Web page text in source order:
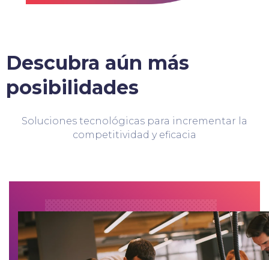
Descubra aún más
posibilidades
Soluciones tecnológicas para incrementar la
competitividad y eficacia